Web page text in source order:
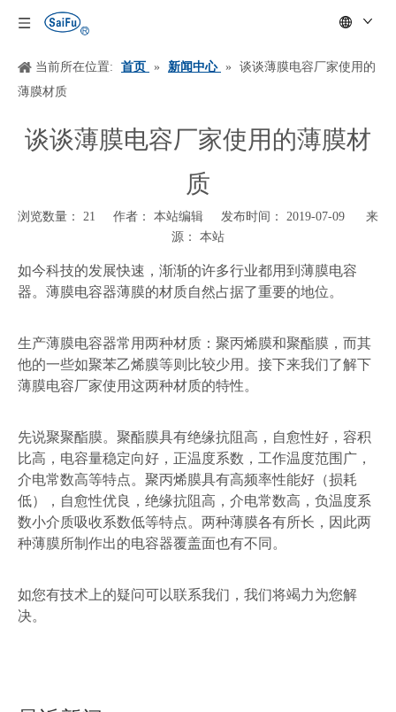
当前所在位置: 首页 » 新闻中心 »
谈谈薄膜电容厂家使用的
薄膜材质
谈谈薄膜电容厂家使用的薄膜材
质
浏览数量： 21 作者： 本站编辑 发布时间： 2019-07-09 来
源： 本站
["wechat","weibo","qzone","douban","email"]
如今科技的发展快速，渐渐的许多行业都用到薄膜电容
器。薄膜电容器薄膜的材质自然占据了重要的地位。
生产薄膜电容器常用两种材质：聚丙烯膜和聚酯膜，而其
他的一些如聚苯乙烯膜等则比较少用。接下来我们了解下
薄膜电容厂家使用这两种材质的特性。
先说聚聚酯膜。聚酯膜具有绝缘抗阻高，自愈性好，容积
比高，电容量稳定向好，正温度系数，工作温度范围广，
介电常数高等特点。聚丙烯膜具有高频率性能好（损耗
低），自愈性优良，绝缘抗阻高，介电常数高，负温度系
数小介质吸收系数低等特点。两种薄膜各有所长，因此两
种薄膜所制作出的电容器覆盖面也有不同。
如您有技术上的疑问可以联系我们，我们将竭力为您解
决。